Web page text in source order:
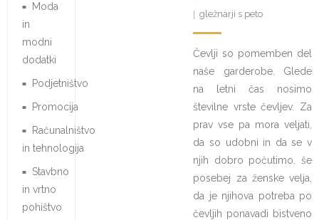
gležnarji s peto
Čevlji so pomemben del
naše garderobe. Glede
na letni čas nosimo
številne vrste čevljev. Za
prav vse pa mora veljati,
da so udobni in da se v
njih dobro počutimo. še
posebej za ženske velja,
da je njihova potreba po
čevljih ponavadi bistveno
Moda
in
modni
dodatki
Podjetništvo
Promocija
Računalništvo
in tehnologija
Stavbno
in vrtno
pohištvo